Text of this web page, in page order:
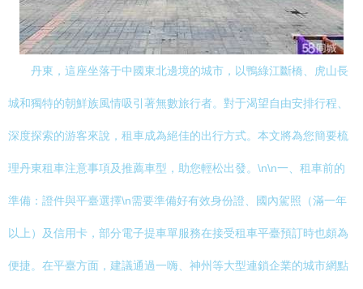
丹東，這座坐落于中國東北邊境的城市，以鴨綠江斷橋、虎山長
城和獨特的朝鮮族風情吸引著無數旅行者。對于渴望自由安排行程、
深度探索的游客來說，租車成為絕佳的出行方式。本文將為您簡要梳
理丹東租車注意事項及推薦車型，助您輕松出發。\n\n一、租車前的
準備：證件與平臺選擇\n需要準備好有效身份證、國內駕照（滿一年
以上）及信用卡，部分電子提車單服務在接受租車平臺預訂時也頗為
便捷。在平臺方面，建議通過一嗨、神州等大型連鎖企業的城市網點